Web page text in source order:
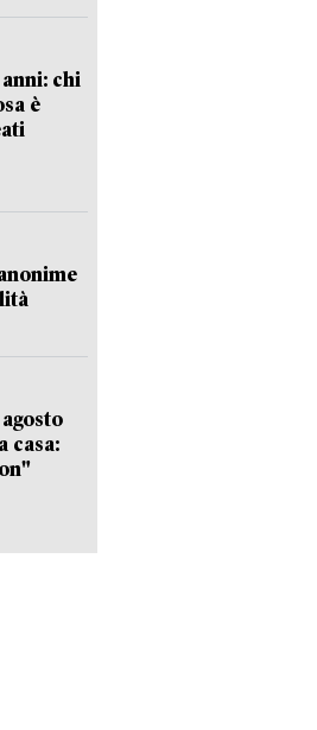
chi
è
casa: